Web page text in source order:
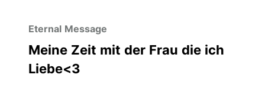
Eternal Message
Meine Zeit mit der Frau die ich
Liebe<3